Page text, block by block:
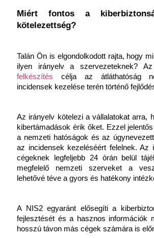
Miért fontos a
kötelezettség?
Talán Ön is elgondolkodott rajta, hogy
ilyen irányelv a szervezeteknek? Az
felkészítés célja az átláthatóság
incidensek kezelése terén történő
Az irányelv kötelezi a vállalatokat arra,
kibertámadások érik őket. Ezzel
a nemzeti hatóságok és az
az incidensek kezeléséért felelnek. Az
cégeknek legfeljebb 24 órán belül
megfelelő nemzeti szerveket a
lehetővé téve a gyors és hatékony
A NIS2 egyaránt elősegíti a
fejlesztését és a hasznos információk
hosszú távon más cégek számára is